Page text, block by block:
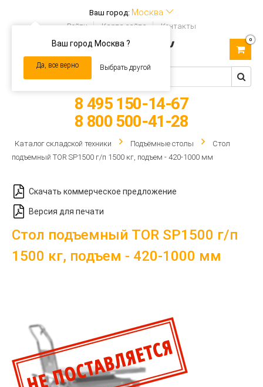
Ваш город: Москва
Ваш город Москва ?
Да, все верно Выбрать другой
Войти Карта сайта Контакты
navigation
0
8 495 150-14-67
8 800 500-41-28
Каталог складской техники Подъёмные столы
Стол
подъемный TOR SP1500 г/п 1500 кг, подъем - 420-1000 мм
Скачать коммерческое предложение
Версия для печати
Стол подъемный TOR SP1500 г/п
1500 кг, подъем - 420-1000 мм